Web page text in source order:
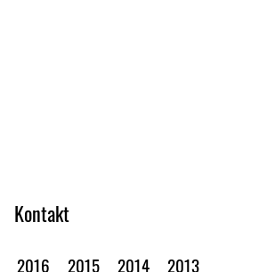
Kontakt
2016 2015 2014 2013